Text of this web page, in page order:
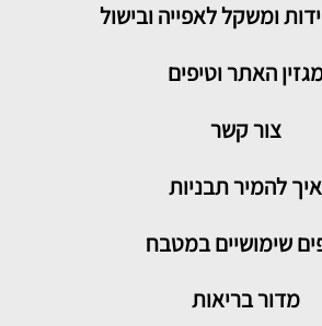
ומשקל לאפייה ובישול
האתר וטיפים
צור קשר
איך להמיר תבניות
שימושיים במטבח
מדור בריאות